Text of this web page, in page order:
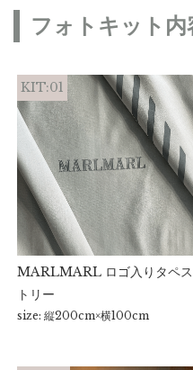
フォトキット内
KIT:01
MARLMARL ロゴ入りタペス
トリー
size: 縦200cm×横100cm